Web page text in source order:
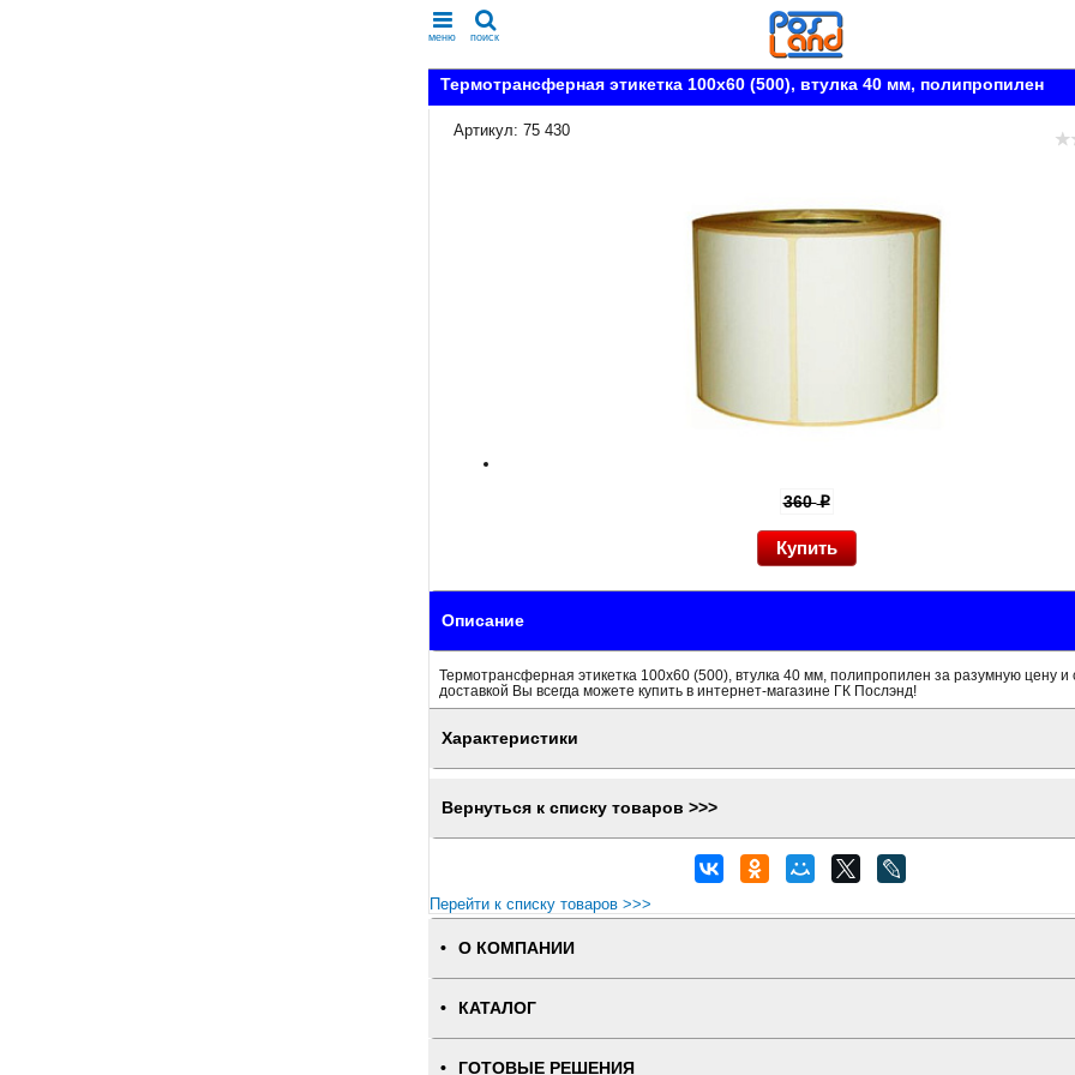
меню поиск
Термотрансферная этикетка 100x60 (500), втулка 40 мм, полипропилен
Артикул: 75 430
360p
Описание
Термотрансферная этикетка 100x60 (500), втулка 40 мм, полипропилен за разумную цену и
доставкой Вы всегда можете купить в интернет-магазине ГК Послэнд!
Характеристики
Вернуться к списку товаров >>>
Перейти к списку товаров >>>
О КОМПАНИИ
КАТАЛОГ
ГОТОВЫЕ РЕШЕНИЯ